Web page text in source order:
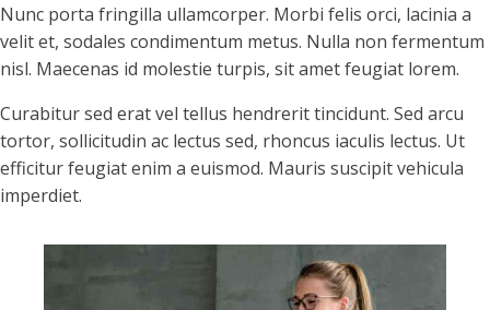
Nunc porta fringilla ullamcorper. Morbi felis orci, lacinia a
velit et, sodales condimentum metus. Nulla non fermentum
nisl. Maecenas id molestie turpis, sit amet feugiat lorem.
Curabitur sed erat vel tellus hendrerit tincidunt. Sed arcu
tortor, sollicitudin ac lectus sed, rhoncus iaculis lectus. Ut
efficitur feugiat enim a euismod. Mauris suscipit vehicula
imperdiet.